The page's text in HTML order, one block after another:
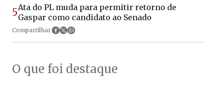
5Ata do PL muda para permitir retorno de
Gaspar como candidato ao Senado
Compartilhar
O que foi destaque